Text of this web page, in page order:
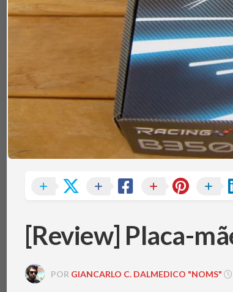
V
IBM
POWERBOARD
TEC
(PELTIER)
MEMÓRIAS
NOTEBOOKS
PERIFÉRICOS
PLACAS-
MÃE
SISTEMAS
REFRIGERAÇÃO
VGAS
[Review] Placa-
POR GIANCARLO C. DALMEDICO "NOMS"